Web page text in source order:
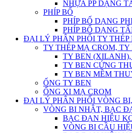
NHỰA PP DẠNG
PHÍP BỐ
PHÍP BỐ DẠNG
PHÍP BỐ DẠNG
ĐẠI LÝ PHÂN PHỐI TY
TY THÉP MẠ CROM,
TY BEN
TY BEN CỨNG
TY BEN MỀM
ỐNG TY BEN
ỐNG XI MẠ CROM
ĐẠI LÝ PHÂN PHỐI VÒNG
VÒNG BI NHẬT, BẠC
BẠC ĐẠN HIỆU
VÒNG BI CẦU